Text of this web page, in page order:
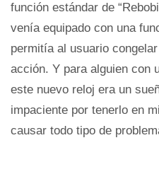
función estándar de
venía equipado con una
permitía al usuario
acción. Y para alguien con
este nuevo reloj era un
impaciente por tenerlo en
causar todo tipo de